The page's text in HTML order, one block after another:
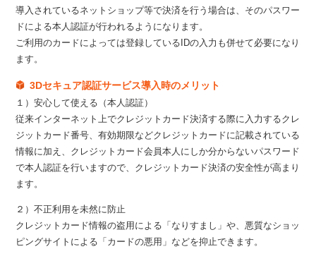
導入されているネットショップ等で決済を行う場合は、そのパスワー
ドによる本人認証が行われるようになります。
ご利用のカードによっては登録しているIDの入力も併せて必要になり
ます。
3Dセキュア認証サービス導入時のメリット
１）安心して使える（本人認証）
従来インターネット上でクレジットカード決済する際に入力するクレ
ジットカード番号、有効期限などクレジットカードに記載されている
情報に加え、クレジットカード会員本人にしか分からないパスワード
で本人認証を行いますので、クレジットカード決済の安全性が高まり
ます。
２）不正利用を未然に防止
クレジットカード情報の盗用による「なりすまし」や、悪質なショッ
ピングサイトによる「カードの悪用」などを抑止できます。